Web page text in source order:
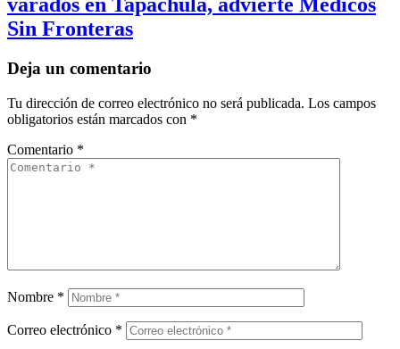
varados en Tapachula, advierte Médicos
Sin Fronteras
Deja un comentario
Tu dirección de correo electrónico no será publicada. Los campos
obligatorios están marcados con *
Comentario *
Nombre *
Correo electrónico *